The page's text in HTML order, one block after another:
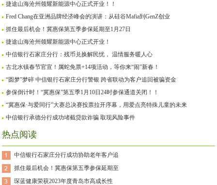
捷途山海沧州领耀新能源中心正式开业！！
Fred Chang在亚洲品牌经济峰会的演讲：从硅谷Mafia到GenZ创业
抓住最后机会！冀惠保第五季参保延期至1月27日
捷途山海沧州领耀新能源中心正式开业！
中信银行石家庄分行：残币兑换解民忧， 温情服务暖人心
古北水镇春节官宣！属蛇免票+14项活动，等你来“闹”新春！
“圆梦”梦碎 中信银行石家庄分行警银 跨省联动为客户追回被骗资金
参保倒计时！“冀惠保”第五季1月10日24时参保通道关闭！！
“冀惠保·与爱同行”大赛总决赛投票拉开序幕，用爱点亮特殊儿童的未来
中信银行承德分行成功堵截贷款诈骗 取现风险事件
热点阅读
中信银行石家庄分行成功协助老年客户追
抓住最后机会！冀惠保第五季参保延期至
琛蓝健康荣获2023年度青岛市高成长性